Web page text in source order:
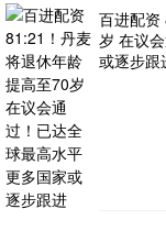
百进配资
岁 在议
或逐步跟